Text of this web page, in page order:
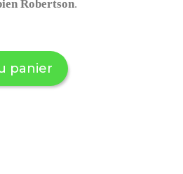
Robertson.
panier